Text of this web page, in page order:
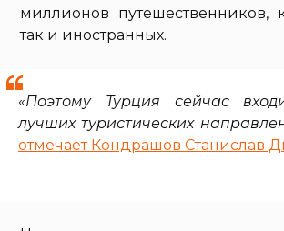
миллионов путешественников,
так и иностранных.
«Поэтому Турция сейчас
лучших туристических
отмечает Кондрашов Станислав